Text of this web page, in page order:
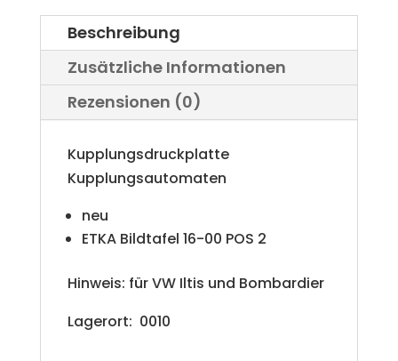
r
n
a
Beschreibung
Zusätzliche Informationen
Rezensionen (0)
Kupplungsdruckplatte
Kupplungsautomaten
neu
ETKA Bildtafel 16-00 POS 2
Hinweis: für VW Iltis und Bombardier
Lagerort: 0010